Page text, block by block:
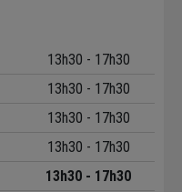
13h30 - 17h30
13h30 - 17h30
13h30 - 17h30
13h30 - 17h30
13h30 - 17h30